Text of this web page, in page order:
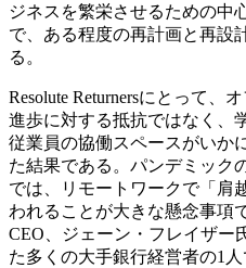
ジネスを繁栄させるための中
で、ある程度の再計画と再設
る。
Resolute Returnersにとって、
進歩に対する抵抗ではなく、
従業員の協働スペースがいか
た結果である。パンデミック
では、リモートワークで「肩
われることが大きな懸念事項
CEO、ジェーン・フレイザー
た多くの大手銀行経営者の1